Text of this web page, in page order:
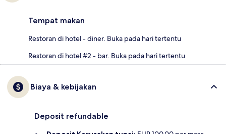
Tempat makan
Restoran di hotel - diner. Buka pada hari tertentu
Restoran di hotel #2 - bar. Buka pada hari tertentu
Biaya & kebijakan
Deposit refundable